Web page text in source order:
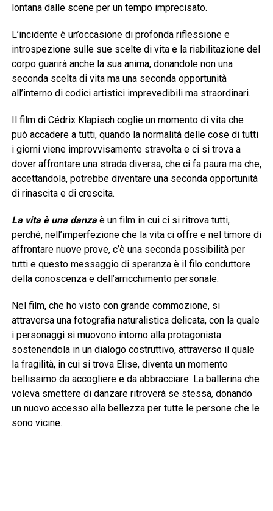
lontana dalle scene per un tempo imprecisato.
L’incidente è un’occasione di profonda riflessione e
introspezione sulle sue scelte di vita e la riabilitazione del
corpo guarirà anche la sua anima, donandole non una
seconda scelta di vita ma una seconda opportunità
all’interno di codici artistici imprevedibili ma straordinari.
Il film di Cédrix Klapisch coglie un momento di vita che
può accadere a tutti, quando la normalità delle cose di tutti
i giorni viene improvvisamente stravolta e ci si trova a
dover affrontare una strada diversa, che ci fa paura ma che,
accettandola, potrebbe diventare una seconda opportunità
di rinascita e di crescita.
La vita è una danzaè un film in cui ci si ritrova tutti,
perché, nell’imperfezione che la vita ci offre e nel timore di
affrontare nuove prove, c’è una seconda possibilità per
tutti e questo messaggio di speranza è il filo conduttore
della conoscenza e dell’arricchimento personale.
Nel film, che ho visto con grande commozione, si
attraversa una fotografia naturalistica delicata, con la quale
i personaggi si muovono intorno alla protagonista
sostenendola in un dialogo costruttivo, attraverso il quale
la fragilità, in cui si trova Elise, diventa un momento
bellissimo da accogliere e da abbracciare. La ballerina che
voleva smettere di danzare ritroverà se stessa, donando
un nuovo accesso alla bellezza per tutte le persone che le
sono vicine.